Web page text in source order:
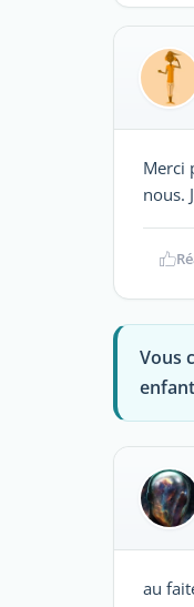
Merci
nous.
Vous
au